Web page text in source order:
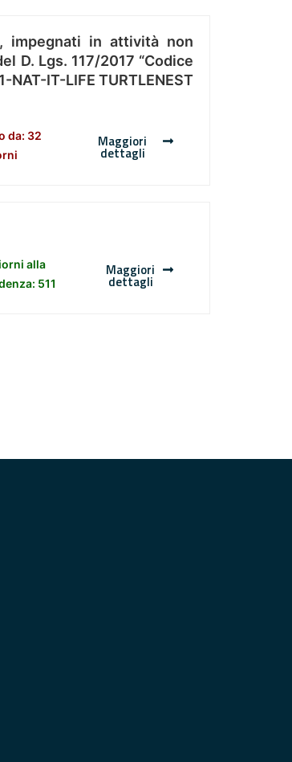
impegnati in attività non
D. Lgs. 117/2017 “Codice
IT-LIFE TURTLENEST
da: 32
Maggiori
dettagli
alla
511
Maggiori
dettagli